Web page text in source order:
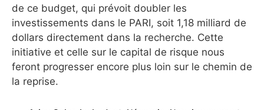
de ce budget, qui prévoit doubler les
investissements dans le PARI, soit 1,18 milliard de
dollars directement dans la recherche. Cette
initiative et celle sur le capital de risque nous
feront progresser encore plus loin sur le chemin de
la reprise.